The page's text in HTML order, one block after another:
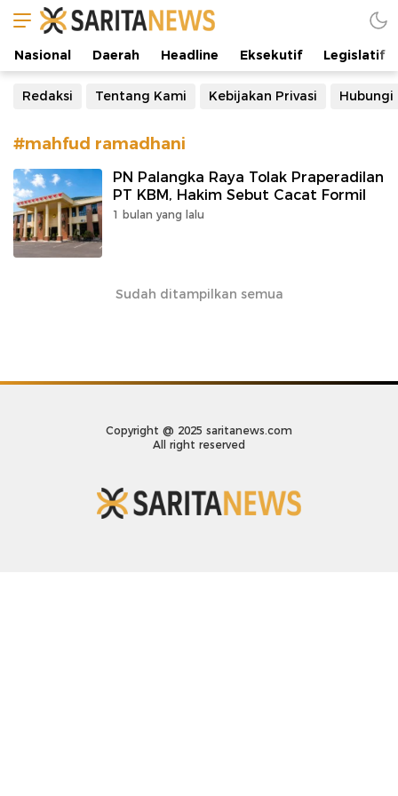
Manifestasi Arus Kebenaran
Nasional Daerah Headline Eksekutif Legislatif
Redaksi Tentang Kami Kebijakan Privasi Hubungi
#mahfud ramadhani
PN Palangka Raya Tolak Praperadilan
PT KBM, Hakim Sebut Cacat Formil
1 bulan yang lalu
Sudah ditampilkan semua
Copyright @ 2025 saritanews.com
All right reserved